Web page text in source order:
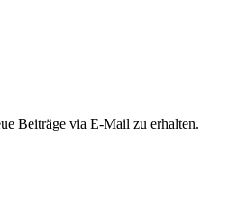
Beiträge via E-Mail zu erhalten.